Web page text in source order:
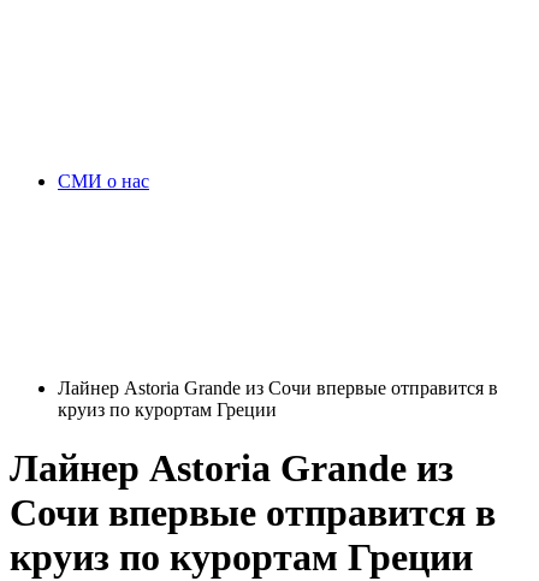
СМИ о нас
Лайнер Astoria Grande из Сочи впервые отправится в
круиз по курортам Греции
Лайнер Astoria Grande из
Сочи впервые отправится в
круиз по курортам Греции